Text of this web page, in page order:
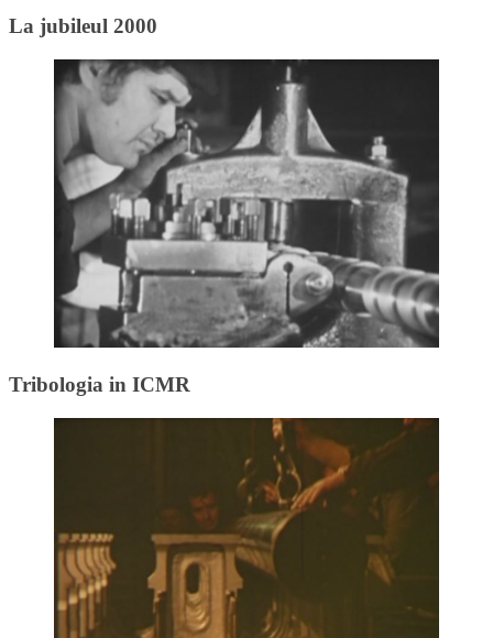
La jubileul 2000
Tribologia in ICMR